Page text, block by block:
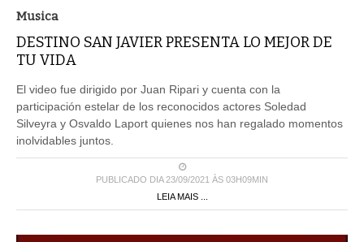
Musica
DESTINO SAN JAVIER PRESENTA LO MEJOR DE
TU VIDA
El video fue dirigido por Juan Ripari y cuenta con la
participación estelar de los reconocidos actores Soledad
Silveyra y Osvaldo Laport quienes nos han regalado momentos
inolvidables juntos.
PUBLICADO DIA 23/09/2021 ÀS 03H09MIN
LEIA MAIS ...